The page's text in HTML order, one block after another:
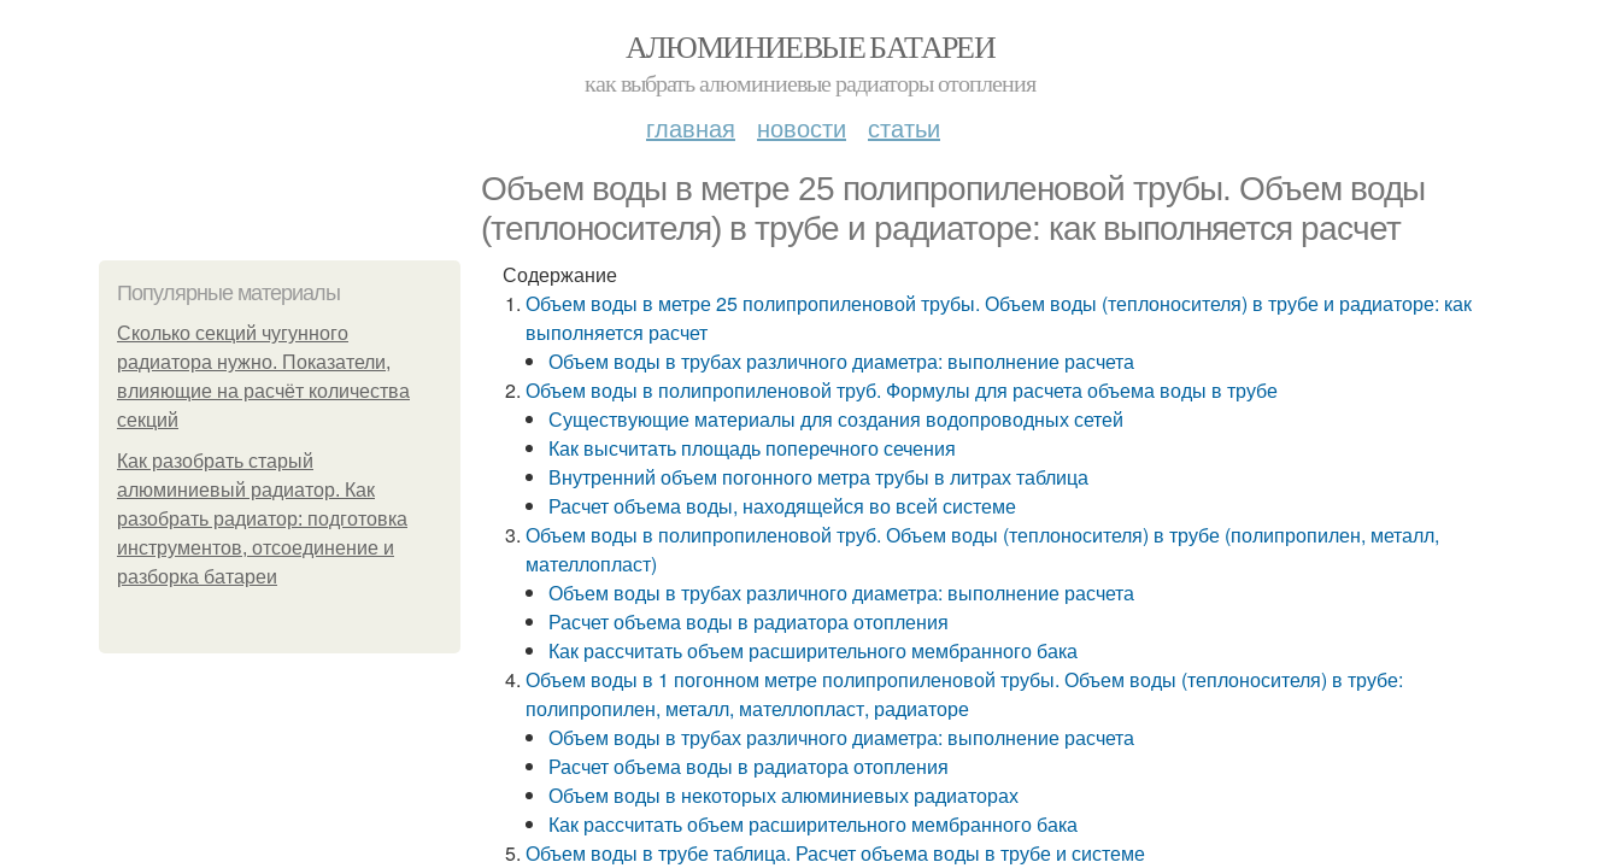
АЛЮМИНИЕВЫЕ БАТАРЕИ
как выбрать алюминиевые радиаторы отопления
главная новости статьи
Объем воды в метре 25 полипропиленовой трубы. Объем воды
(теплоносителя) в трубе и радиаторе: как выполняется расчет
Популярные материалы
Сколько секций чугунного
радиатора нужно. Показатели,
влияющие на расчёт количества
секций
Как разобрать старый
алюминиевый радиатор. Как
разобрать радиатор: подготовка
инструментов, отсоединение и
разборка батареи
Содержание
Объем воды в метре 25 полипропиленовой трубы. Объем воды (теплоносителя) в трубе и радиаторе: как
выполняется расчет
Объем воды в трубах различного диаметра: выполнение расчета
Объем воды в полипропиленовой труб. Формулы для расчета объема воды в трубе
Существующие материалы для создания водопроводных сетей
Как высчитать площадь поперечного сечения
Внутренний объем погонного метра трубы в литрах таблица
Расчет объема воды, находящейся во всей системе
Объем воды в полипропиленовой труб. Объем воды (теплоносителя) в трубе (полипропилен, металл,
мателлопласт)
Объем воды в трубах различного диаметра: выполнение расчета
Расчет объема воды в радиатора отопления
Как рассчитать объем расширительного мембранного бака
Объем воды в 1 погонном метре полипропиленовой трубы. Объем воды (теплоносителя) в трубе:
полипропилен, металл, мателлопласт, радиаторе
Объем воды в трубах различного диаметра: выполнение расчета
Расчет объема воды в радиатора отопления
Объем воды в некоторых алюминиевых радиаторах
Как рассчитать объем расширительного мембранного бака
Объем воды в трубе таблица. Расчет объема воды в трубе и системе